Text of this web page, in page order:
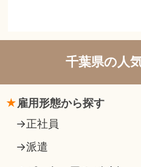
千葉県の人
雇用形態から探す
正社員
派遣